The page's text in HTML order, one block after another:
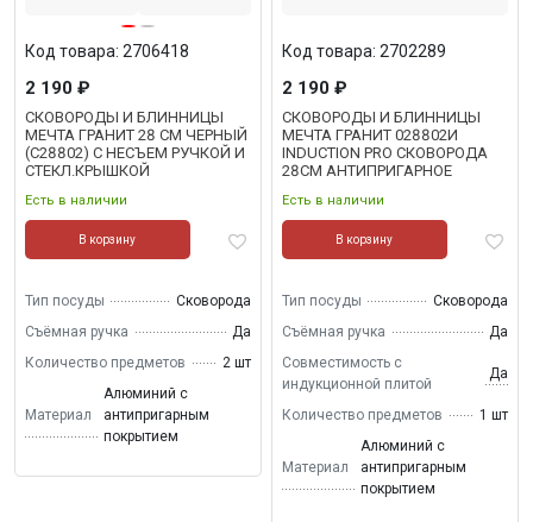
СКОВОРОДЫ И БЛИННИЦЫ
МЕЧТА ГРАНИТ 28 СМ ЧЕРНЫЙ
(С28802) С НЕСЪЕМ РУЧКОЙ И
СТЕКЛ.КРЫШКОЙ
Есть в наличии
Код товара: 2706418
2 190 ₽
В корзину
Тип посуды
Сковорода
Съёмная ручка
Да
Количество предметов
2 шт
Материал
Алюминий с
антипригарным
покрытием
СКОВОРОДЫ И БЛИННИЦЫ
МЕЧТА ГРАНИТ 028802И
INDUCTION PRO СКОВОРОДА
28СМ АНТИПРИГАРНОЕ
Есть в наличии
Код товара: 2702289
2 190 ₽
В корзину
Тип посуды
Сковорода
Съёмная ручка
Да
Совместимость с
индукционной плитой
Да
Количество предметов 1 шт
Материал
Алюминий с
антипригарным
покрытием